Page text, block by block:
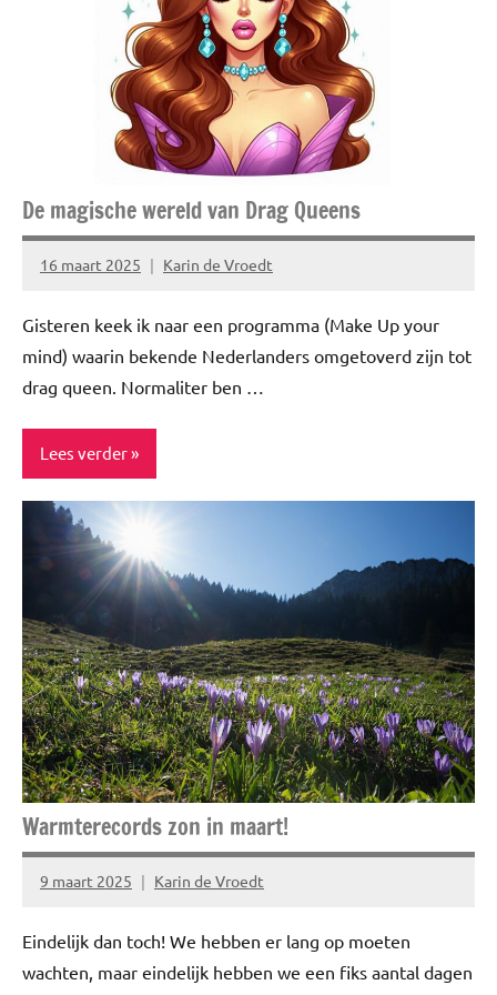
gecategoriseerd
De magische wereld van Drag Queens
16 maart 2025 Karin de Vroedt
Geen
Gisteren keek ik naar een programma (Make Up your
mind) waarin bekende Nederlanders omgetoverd zijn tot
drag queen. Normaliter ben …
Lees verder
Blog
Fashion
Lifestyle
Mode
Niet
gecategoriseerd
Schoenen
TOPlijstjes
Warmterecords zon in maart!
9 maart 2025 Karin de Vroedt
Geen
Eindelijk dan toch! We hebben er lang op moeten
wachten, maar eindelijk hebben we een fiks aantal dagen